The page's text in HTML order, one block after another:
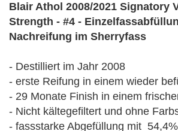
Blair Athol 2008/2021 Signatory
Strength - #4 -
Nachreifung im Sherryfass
- Destilliert im Jahr 2008
- erste Reifung in einem wieder
- 29 Monate Finish in einem
- Nicht kältegefiltert und ohne
- fassstarke Abgefüllung mit